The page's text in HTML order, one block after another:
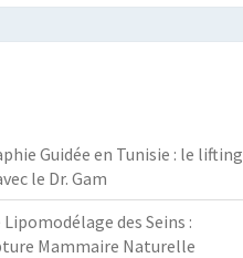
Guidée en Tunisie : le lifting
le Dr. Gam
des Seins :
Mammaire Naturelle